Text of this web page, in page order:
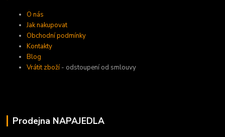
O nás
Jak nakupovat
Obchodní podmínky
Kontakty
Blog
Vrátit zboží- odstoupení od smlouvy
Prodejna NAPAJEDLA